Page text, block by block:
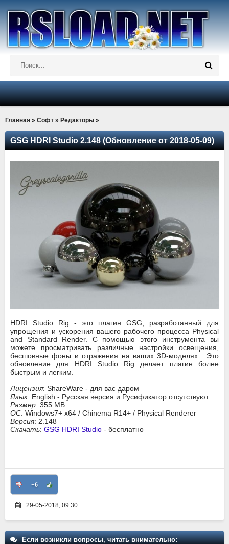
Главная » Софт » Редакторы »
GSG HDRI Studio 2.148 (Обновление от 2018-05-09)
HDRI Studio Rig - это плагин GSG, разработанный для
упрощения и ускорения вашего рабочего процесса Physical
and Standard Render. С помощью этого инструмента вы
можете просматривать различные настройки освещения,
бесшовные фоны и отражения на ваших 3D-моделях. Это
обновление для HDRI Studio Rig делает плагин более
быстрым и легким.
Лицензия: ShareWare - для вас даром
Язык: English - Русская версия и Русификатор отсутствуют
Размер: 355 MB
ОС: Windows7+ x64 / Chinema R14+ / Physical Renderer
Версия: 2.148
Скачать: GSG HDRI Studio - бесплатно
+6
29-05-2018, 09:30
Если возникли вопросы, читать внимательно: